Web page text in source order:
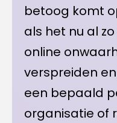
betoog komt
als het nu al
online
verspreiden
een bepaald
organisatie of